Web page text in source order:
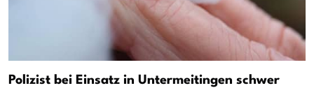
Polizist bei Einsatz in Untermeitingen schwer